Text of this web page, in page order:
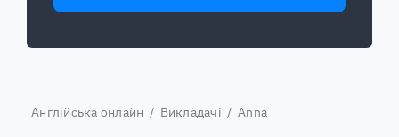
Англійська онлайн / Викладачі / Anna